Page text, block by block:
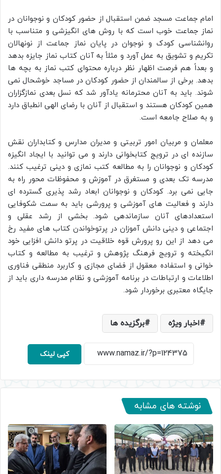
امام جماعت مسجد ضمن استقبال از حضور کودکان و نوجوانان در
نماز جماعت خوب است که با روش های انگیزشی و متناسب با
روانشناسی کودک و نوجوان در پایان نماز جماعت از نونهالان
تکریم و تشویق به عمل آورد و مثلاً به آنان کتاب نماز جایزه بدهد
و بعداً هم فرصت اظهار نظر درباره محتوای کتب نماز به بچه ها
بدهد. برخی از سالمندان از حضور کودکان در مساجد خوشحال نمی
شوند. باید به آنان محترمانه یادآور شد که نسل بعدی نمازگزاران
همین کودکان هستند و استقبال از آنان با رضای الهی انطباق دارد
و به صلاح جامعه است.
معلمان و مربیان امور تربیتی و مدیران مدارس و کتابداران نقش
سازنده ای در ترویج کتابخوانی دارند و می توانید با ایجاد انگیزه
کودکان و نوجوانان را به مطالعه کتب نمازی و دینی ترغیب کنند.
مدرسه تک بعدی و مستغرق در آموزش و محفوظات محور راه به
جایی نمی برد. کودکان و نوجوانان ابعاد رشد پذیری گسترده ای
دارند و فعالیت های آموزشی و پرورشی باید به سمت شکوفایی
استعدادهای آنان سازماندهی شود. بخشی از رشد عقلی و
اجتماعی و دینی دانش آموزان در پرتوخواندن کتاب های مفید رخ
می دهد از این رو پرورش قوه خلاقیت در پرتو دانش افزایی خود
انگیخته و ترویج فرهنگ پژوهش و ترغیب به مطالعه و کتاب
خوانی و استفاده معقول از فضای مجازی و کاربرد منطقی فناوری
اطلاعات و ارتباطات در برنامه آموزشی و نظام مدرسه داری باید از
جایگاه معتبری برخوردار شود.
اخبار ویژه برگزیده ها
کپی لینک
نوشته های مشابه